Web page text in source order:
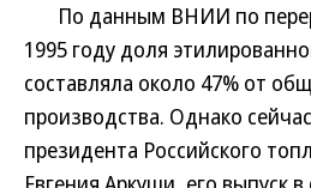
По данным ВНИИ по
1995 году доля
составляла около 47% от
производства. Однако
президента Российского